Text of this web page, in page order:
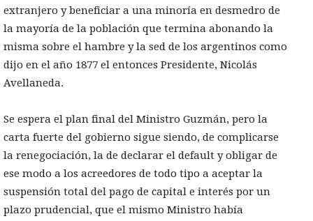
extranjero y beneficiar a una minoría en desmedro de
la mayoría de la población que termina abonando la
misma sobre el hambre y la sed de los argentinos como
dijo en el año 1877 el entonces Presidente, Nicolás
Avellaneda.
Se espera el plan final del Ministro Guzmán, pero la
carta fuerte del gobierno sigue siendo, de complicarse
la renegociación, la de declarar el default y obligar de
ese modo a los acreedores de todo tipo a aceptar la
suspensión total del pago de capital e interés por un
plazo prudencial, que el mismo Ministro había